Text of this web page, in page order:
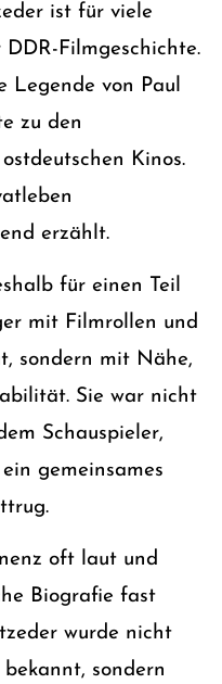
ist für viele
Filmgeschichte.
Legende von Paul
zu den
Kinos.
erzählt.
für einen Teil
mit Filmrollen und
sondern mit Nähe,
Sie war nicht
Schauspieler,
gemeinsames
oft laut und
Biografie fast
wurde nicht
sondern